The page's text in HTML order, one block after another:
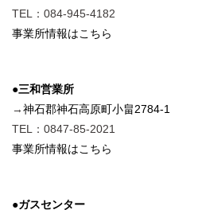
TEL：084-945-4182
事業所情報はこちら
●三和営業所
→神石郡神石高原町小畠2784-1
TEL：0847-85-2021
事業所情報はこちら
●ガスセンター